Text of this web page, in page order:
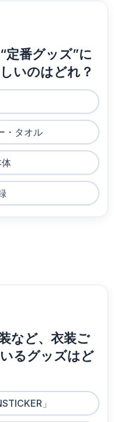
定番グッズ”に
いのはどれ？
・タオル
など、衣装ご
るグッズはど
」